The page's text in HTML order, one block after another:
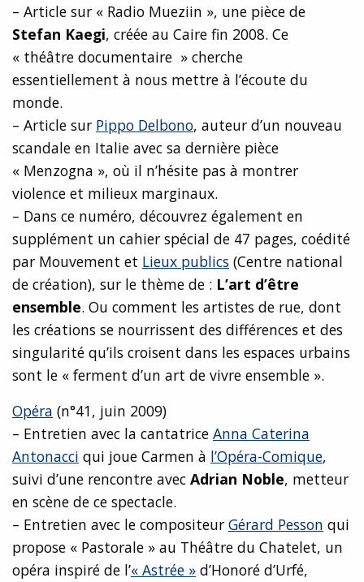
– Article sur « Radio Mueziin », une pièce de
Stefan Kaegi, créée au Caire fin 2008. Ce
« théâtre documentaire » cherche
essentiellement à nous mettre à l’écoute du
monde.
– Article sur Pippo Delbono, auteur d’un nouveau
scandale en Italie avec sa dernière pièce
« Menzogna », où il n’hésite pas à montrer
violence et milieux marginaux.
– Dans ce numéro, découvrez également en
supplément un cahier spécial de 47 pages, coédité
par Mouvement et Lieux publics (Centre national
de création), sur le thème de : L’art d’être
ensemble. Ou comment les artistes de rue, dont
les créations se nourrissent des différences et des
singularité qu’ils croisent dans les espaces urbains
sont le « ferment d’un art de vivre ensemble ».
Opéra (n°41, juin 2009)
– Entretien avec la cantatrice Anna Caterina
Antonacci qui joue Carmen à l’Opéra-Comique,
suivi d’une rencontre avec Adrian Noble, metteur
en scène de ce spectacle.
– Entretien avec le compositeur Gérard Pesson qui
propose « Pastorale » au Théâtre du Chatelet, un
opéra inspiré de l’« Astrée » d’Honoré d’Urfé,